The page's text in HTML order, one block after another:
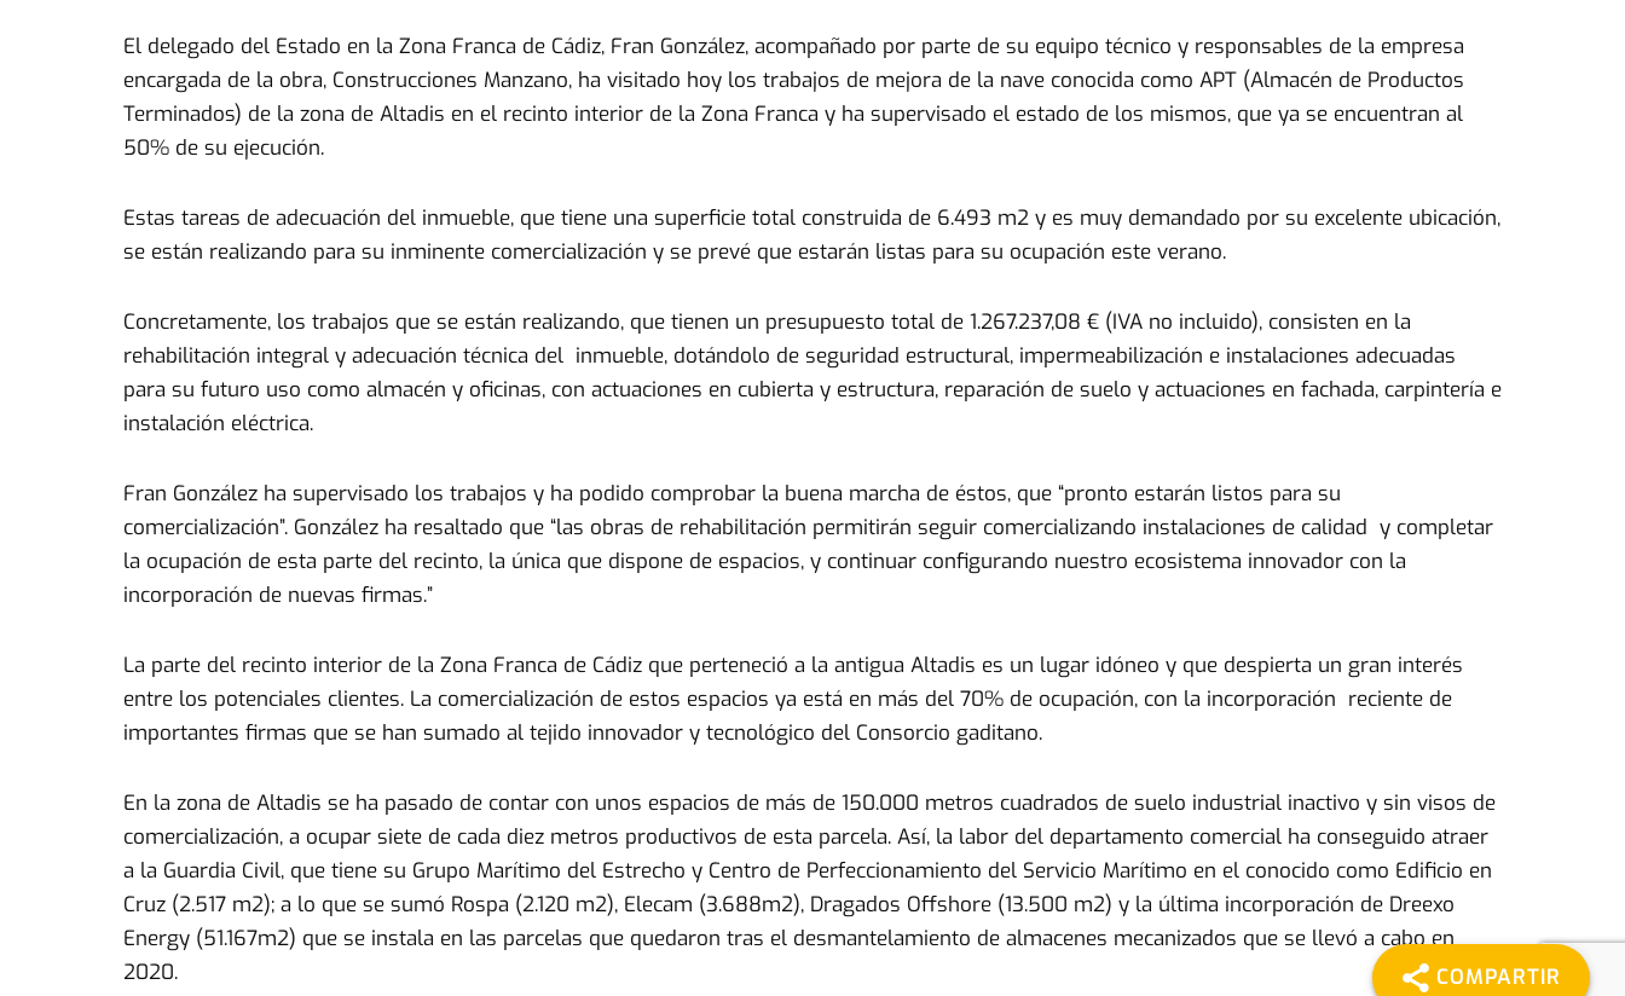
El delegado del Estado en la Zona Franca de Cádiz, Fran González, acompañado por parte de su equipo técnico y responsables de la empresa
encargada de la obra, Construcciones Manzano, ha visitado hoy los trabajos de mejora de la nave conocida como APT (Almacén de Productos
Terminados) de la zona de Altadis en el recinto interior de la Zona Franca y ha supervisado el estado de los mismos, que ya se encuentran al
50% de su ejecución.
Estas tareas de adecuación del inmueble, que tiene una superficie total construida de 6.493 m2 y es muy demandado por su excelente ubicación,
se están realizando para su inminente comercialización y se prevé que estarán listas para su ocupación este verano.
Concretamente, los trabajos que se están realizando, que tienen un presupuesto total de 1.267.237,08 € (IVA no incluido), consisten en la
rehabilitación integral y adecuación técnica del inmueble, dotándolo de seguridad estructural, impermeabilización e instalaciones adecuadas
para su futuro uso como almacén y oficinas, con actuaciones en cubierta y estructura, reparación de suelo y actuaciones en fachada, carpintería e
instalación eléctrica.
Fran González ha supervisado los trabajos y ha podido comprobar la buena marcha de éstos, que “pronto estarán listos para su
comercialización”. González ha resaltado que “las obras de rehabilitación permitirán seguir comercializando instalaciones de calidad y completar
la ocupación de esta parte del recinto, la única que dispone de espacios, y continuar configurando nuestro ecosistema innovador con la
incorporación de nuevas firmas.”
La parte del recinto interior de la Zona Franca de Cádiz que perteneció a la antigua Altadis es un lugar idóneo y que despierta un gran interés
entre los potenciales clientes. La comercialización de estos espacios ya está en más del 70% de ocupación, con la incorporación reciente de
importantes firmas que se han sumado al tejido innovador y tecnológico del Consorcio gaditano.
En la zona de Altadis se ha pasado de contar con unos espacios de más de 150.000 metros cuadrados de suelo industrial inactivo y sin visos de
comercialización, a ocupar siete de cada diez metros productivos de esta parcela. Así, la labor del departamento comercial ha conseguido atraer
a la Guardia Civil, que tiene su Grupo Marítimo del Estrecho y Centro de Perfeccionamiento del Servicio Marítimo en el conocido como Edificio en
Cruz (2.517 m2); a lo que se sumó Rospa (2.120 m2), Elecam (3.688m2), Dragados Offshore (13.500 m2) y la última incorporación de Dreexo
Energy (51.167m2) que se instala en las parcelas que quedaron tras el desmantelamiento de almacenes mecanizados que se llevó a cabo en
2020.
COMPARTIR